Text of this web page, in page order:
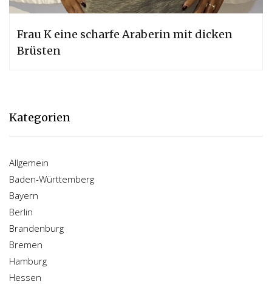
Frau K eine scharfe Araberin mit dicken
Brüsten
Kategorien
Allgemein
Baden-Württemberg
Bayern
Berlin
Brandenburg
Bremen
Hamburg
Hessen